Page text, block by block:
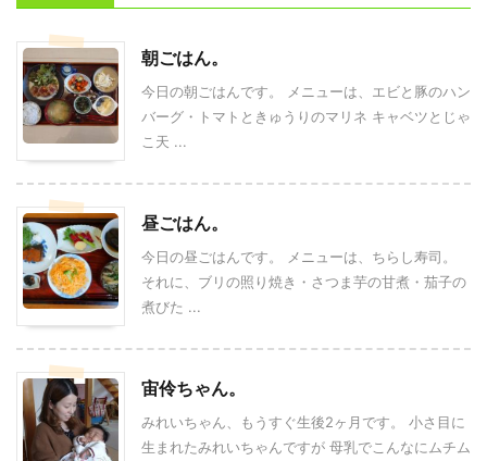
朝ごはん。
今日の朝ごはんです。 メニューは、エビと豚のハン
バーグ・トマトときゅうりのマリネ キャベツとじゃ
こ天 ...
昼ごはん。
今日の昼ごはんです。 メニューは、ちらし寿司。
それに、ブリの照り焼き・さつま芋の甘煮・茄子の
煮びた ...
宙伶ちゃん。
みれいちゃん、もうすぐ生後2ヶ月です。 小さ目に
生まれたみれいちゃんですが 母乳でこんなにムチム